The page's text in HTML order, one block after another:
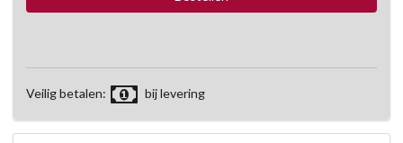
Veilig betalen: bij levering